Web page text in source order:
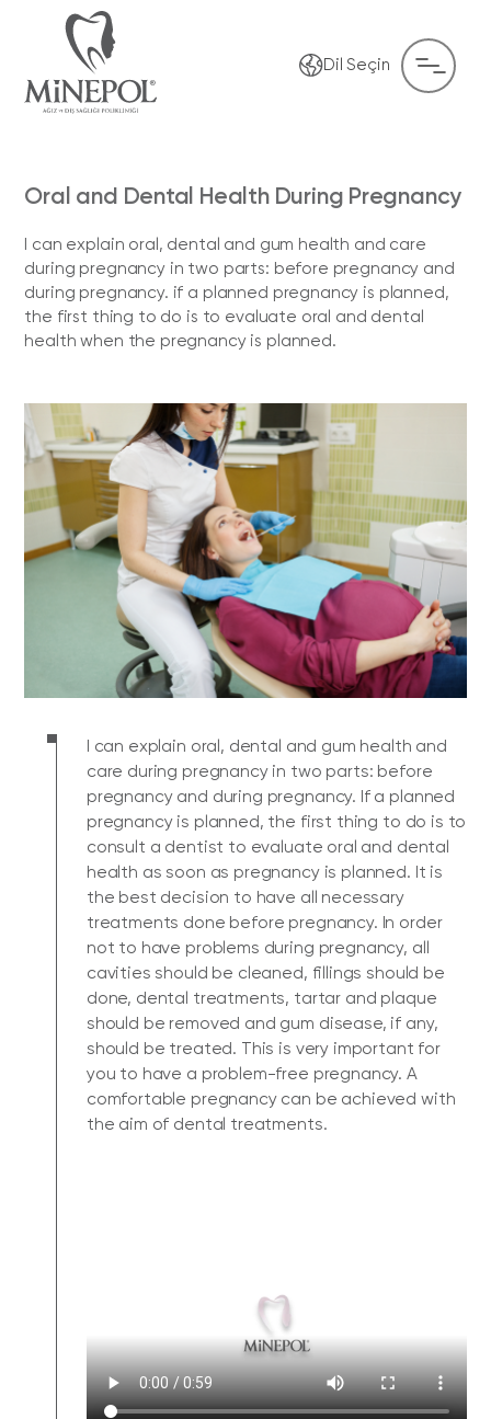
Dil Seçin
Oral and Dental Health During Pregnancy
I can explain oral, dental and gum health and care
during pregnancy in two parts: before pregnancy and
during pregnancy. if a planned pregnancy is planned,
the first thing to do is to evaluate oral and dental
health when the pregnancy is planned.
I can explain oral, dental and gum health and
care during pregnancy in two parts: before
pregnancy and during pregnancy. If a planned
pregnancy is planned, the first thing to do is to
consult a dentist to evaluate oral and dental
health as soon as pregnancy is planned. It is
the best decision to have all necessary
treatments done before pregnancy. In order
not to have problems during pregnancy, all
cavities should be cleaned, fillings should be
done, dental treatments, tartar and plaque
should be removed and gum disease, if any,
should be treated. This is very important for
you to have a problem-free pregnancy. A
comfortable pregnancy can be achieved with
the aim of dental treatments.